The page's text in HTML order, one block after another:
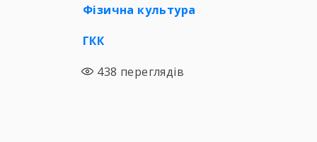
Фізична культура
ГКК
438 переглядів